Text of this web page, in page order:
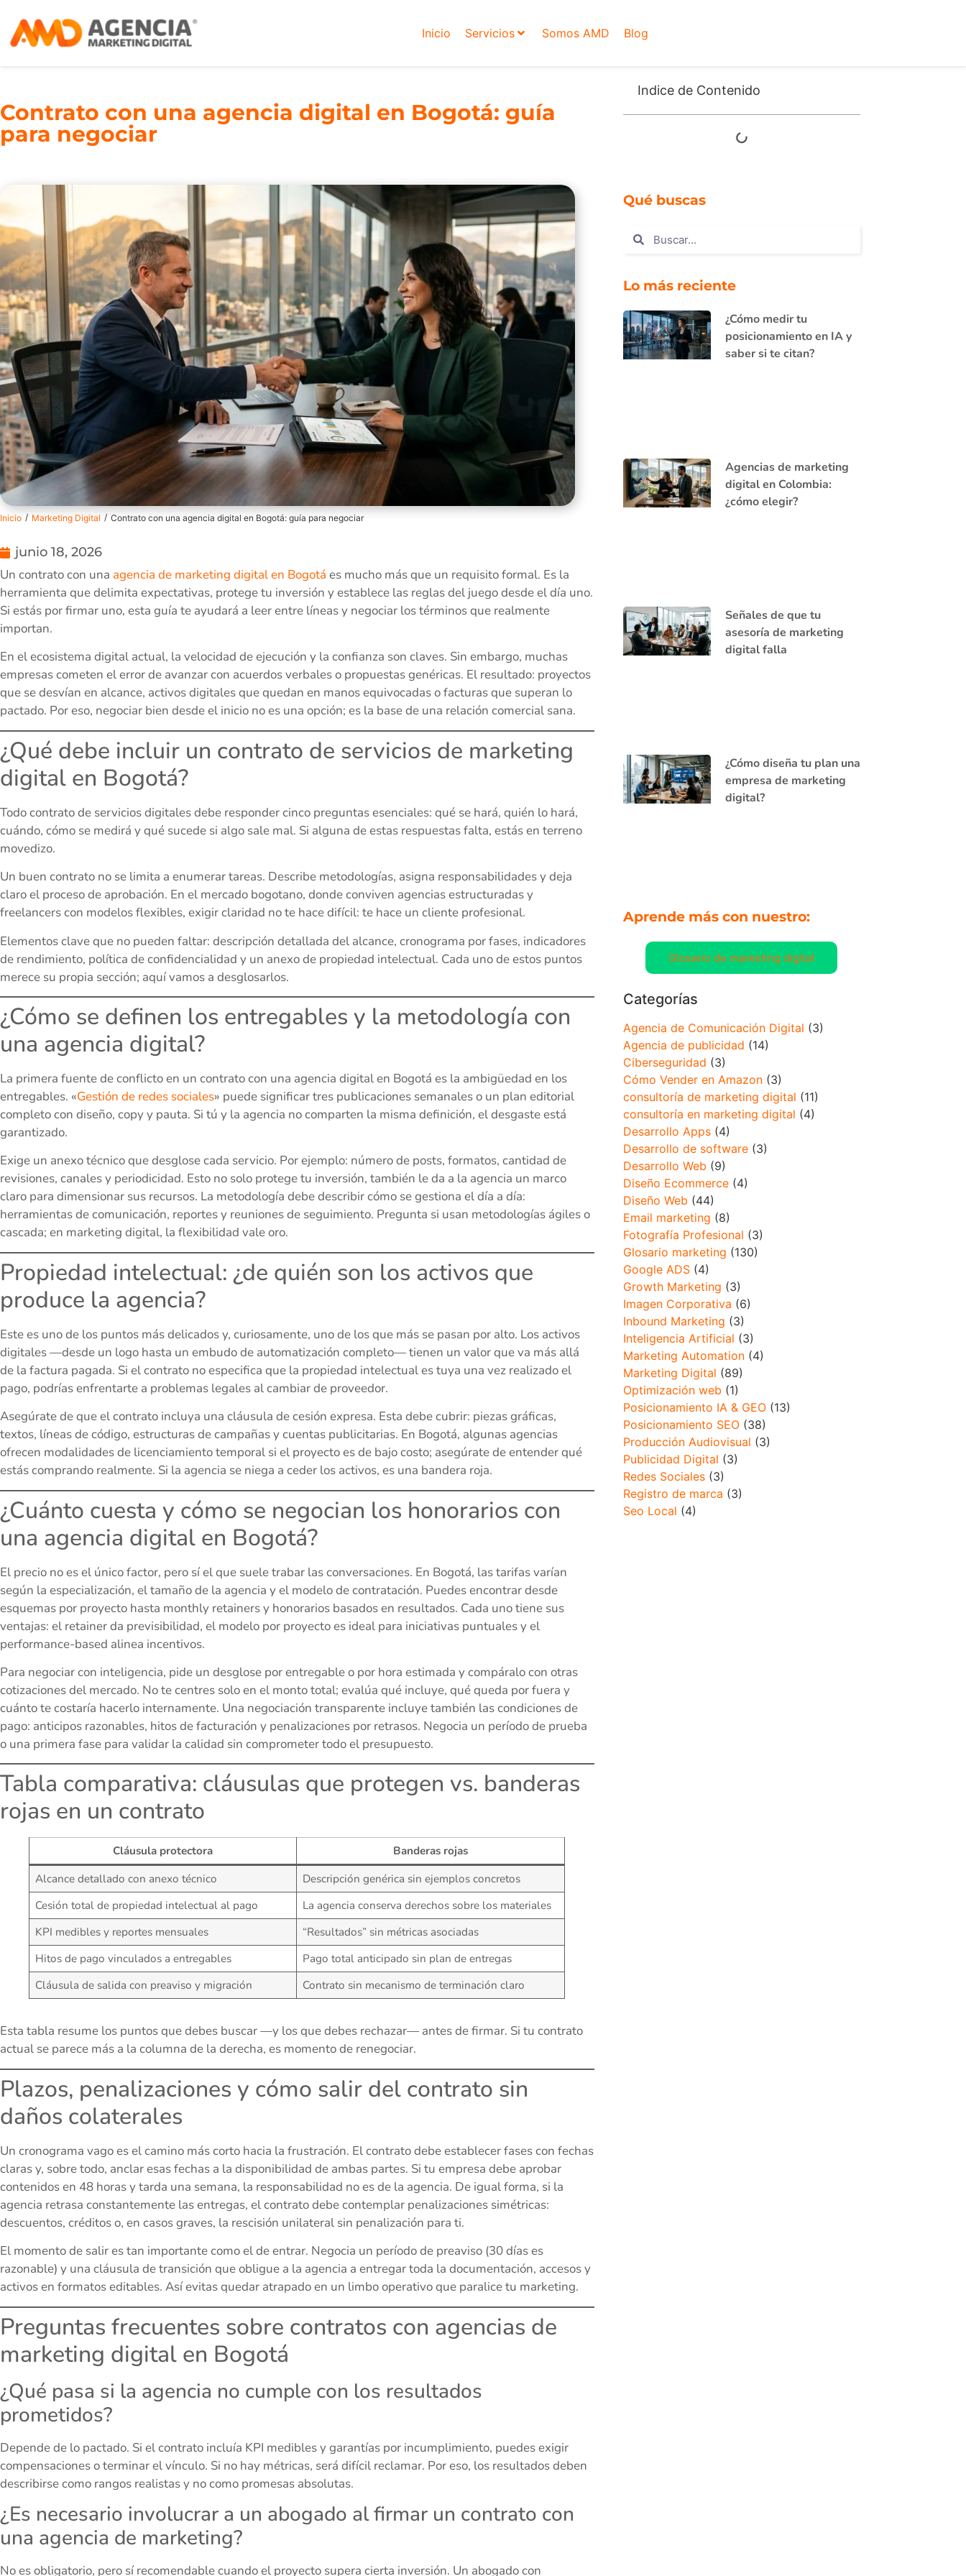
Inicio Servicios Somos AMD Blog
Contrato con una agencia digital en Bogotá: guía
para negociar
Inicio / Marketing Digital / Contrato con una agencia digital en Bogotá: guía para negociar
junio 18, 2026
Un contrato con una agencia de marketing digital en Bogotá es mucho más que un requisito formal. Es la
herramienta que delimita expectativas, protege tu inversión y establece las reglas del juego desde el día uno.
Si estás por firmar uno, esta guía te ayudará a leer entre líneas y negociar los términos que realmente
importan.
En el ecosistema digital actual, la velocidad de ejecución y la confianza son claves. Sin embargo, muchas
empresas cometen el error de avanzar con acuerdos verbales o propuestas genéricas. El resultado: proyectos
que se desvían en alcance, activos digitales que quedan en manos equivocadas o facturas que superan lo
pactado. Por eso, negociar bien desde el inicio no es una opción; es la base de una relación comercial sana.
¿Qué debe incluir un contrato de servicios de marketing
digital en Bogotá?
Todo contrato de servicios digitales debe responder cinco preguntas esenciales: qué se hará, quién lo hará,
cuándo, cómo se medirá y qué sucede si algo sale mal. Si alguna de estas respuestas falta, estás en terreno
movedizo.
Un buen contrato no se limita a enumerar tareas. Describe metodologías, asigna responsabilidades y deja
claro el proceso de aprobación. En el mercado bogotano, donde conviven agencias estructuradas y
freelancers con modelos flexibles, exigir claridad no te hace difícil: te hace un cliente profesional.
Elementos clave que no pueden faltar: descripción detallada del alcance, cronograma por fases, indicadores
de rendimiento, política de confidencialidad y un anexo de propiedad intelectual. Cada uno de estos puntos
merece su propia sección; aquí vamos a desglosarlos.
¿Cómo se definen los entregables y la metodología con
una agencia digital?
La primera fuente de conflicto en un contrato con una agencia digital en Bogotá es la ambigüedad en los
entregables. «Gestión de redes sociales» puede significar tres publicaciones semanales o un plan editorial
completo con diseño, copy y pauta. Si tú y la agencia no comparten la misma definición, el desgaste está
garantizado.
Exige un anexo técnico que desglose cada servicio. Por ejemplo: número de posts, formatos, cantidad de
revisiones, canales y periodicidad. Esto no solo protege tu inversión, también le da a la agencia un marco
claro para dimensionar sus recursos. La metodología debe describir cómo se gestiona el día a día:
herramientas de comunicación, reportes y reuniones de seguimiento. Pregunta si usan metodologías ágiles o
cascada; en marketing digital, la flexibilidad vale oro.
Propiedad intelectual: ¿de quién son los activos que
produce la agencia?
Este es uno de los puntos más delicados y, curiosamente, uno de los que más se pasan por alto. Los activos
digitales —desde un logo hasta un embudo de automatización completo— tienen un valor que va más allá
de la factura pagada. Si el contrato no especifica que la propiedad intelectual es tuya una vez realizado el
pago, podrías enfrentarte a problemas legales al cambiar de proveedor.
Asegúrate de que el contrato incluya una cláusula de cesión expresa. Esta debe cubrir: piezas gráficas,
textos, líneas de código, estructuras de campañas y cuentas publicitarias. En Bogotá, algunas agencias
ofrecen modalidades de licenciamiento temporal si el proyecto es de bajo costo; asegúrate de entender qué
estás comprando realmente. Si la agencia se niega a ceder los activos, es una bandera roja.
¿Cuánto cuesta y cómo se negocian los honorarios con
una agencia digital en Bogotá?
El precio no es el único factor, pero sí el que suele trabar las conversaciones. En Bogotá, las tarifas varían
según la especialización, el tamaño de la agencia y el modelo de contratación. Puedes encontrar desde
esquemas por proyecto hasta monthly retainers y honorarios basados en resultados. Cada uno tiene sus
ventajas: el retainer da previsibilidad, el modelo por proyecto es ideal para iniciativas puntuales y el
performance-based alinea incentivos.
Para negociar con inteligencia, pide un desglose por entregable o por hora estimada y compáralo con otras
cotizaciones del mercado. No te centres solo en el monto total; evalúa qué incluye, qué queda por fuera y
cuánto te costaría hacerlo internamente. Una negociación transparente incluye también las condiciones de
pago: anticipos razonables, hitos de facturación y penalizaciones por retrasos. Negocia un período de prueba
o una primera fase para validar la calidad sin comprometer todo el presupuesto.
Tabla comparativa: cláusulas que protegen vs. banderas
rojas en un contrato
Cláusula protectora
Banderas rojas
Alcance detallado con anexo técnico
Descripción genérica sin ejemplos concretos
Cesión total de propiedad intelectual al pago
La agencia conserva derechos sobre los materiales
KPI medibles y reportes mensuales
“Resultados” sin métricas asociadas
Hitos de pago vinculados a entregables
Pago total anticipado sin plan de entregas
Cláusula de salida con preaviso y migración
Contrato sin mecanismo de terminación claro
Esta tabla resume los puntos que debes buscar —y los que debes rechazar— antes de firmar. Si tu contrato
actual se parece más a la columna de la derecha, es momento de renegociar.
Plazos, penalizaciones y cómo salir del contrato sin
daños colaterales
Un cronograma vago es el camino más corto hacia la frustración. El contrato debe establecer fases con fechas
claras y, sobre todo, anclar esas fechas a la disponibilidad de ambas partes. Si tu empresa debe aprobar
contenidos en 48 horas y tarda una semana, la responsabilidad no es de la agencia. De igual forma, si la
agencia retrasa constantemente las entregas, el contrato debe contemplar penalizaciones simétricas:
descuentos, créditos o, en casos graves, la rescisión unilateral sin penalización para ti.
El momento de salir es tan importante como el de entrar. Negocia un período de preaviso (30 días es
razonable) y una cláusula de transición que obligue a la agencia a entregar toda la documentación, accesos y
activos en formatos editables. Así evitas quedar atrapado en un limbo operativo que paralice tu marketing.
Preguntas frecuentes sobre contratos con agencias de
marketing digital en Bogotá
¿Qué pasa si la agencia no cumple con los resultados
prometidos?
Depende de lo pactado. Si el contrato incluía KPI medibles y garantías por incumplimiento, puedes exigir
compensaciones o terminar el vínculo. Si no hay métricas, será difícil reclamar. Por eso, los resultados deben
describirse como rangos realistas y no como promesas absolutas.
¿Es necesario involucrar a un abogado al firmar un contrato con
una agencia de marketing?
No es obligatorio, pero sí recomendable cuando el proyecto supera cierta inversión. Un abogado con
Indice de Contenido
Qué buscas
Lo más reciente
¿Cómo medir tu
posicionamiento en IA y
saber si te citan?
Agencias de marketing
digital en Colombia:
¿cómo elegir?
Señales de que tu
asesoría de marketing
digital falla
¿Cómo diseña tu plan una
empresa de marketing
digital?
Aprende más con nuestro:
Glosario de marketing digital
Categorías
Agencia de Comunicación Digital (3)
Agencia de publicidad (14)
Ciberseguridad (3)
Cómo Vender en Amazon(3)
consultoría de marketing digital (11)
consultoría en marketing digital (4)
Desarrollo Apps(4)
Desarrollo de software(3)
Desarrollo Web (9)
Diseño Ecommerce(4)
Diseño Web (44)
Email marketing (8)
Fotografía Profesional (3)
Glosario marketing (130)
Google ADS(4)
Growth Marketing (3)
Imagen Corporativa (6)
Inbound Marketing (3)
Inteligencia Artificial (3)
Marketing Automation(4)
Marketing Digital (89)
Optimización web (1)
Posicionamiento IA & GEO(13)
Posicionamiento SEO(38)
Producción Audiovisual (3)
Publicidad Digital (3)
Redes Sociales(3)
Registro de marca (3)
Seo Local (4)